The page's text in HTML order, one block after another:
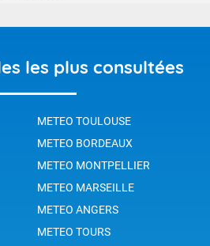
les plus consultées
METEO TOULOUSE
METEO BORDEAUX
METEO MONTPELLIER
METEO MARSEILLE
METEO ANGERS
METEO TOURS